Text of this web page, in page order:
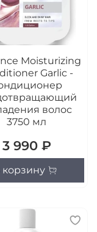
Moisturizing
Garlic -
волос
3750 мл
3 990 ₽
корзину